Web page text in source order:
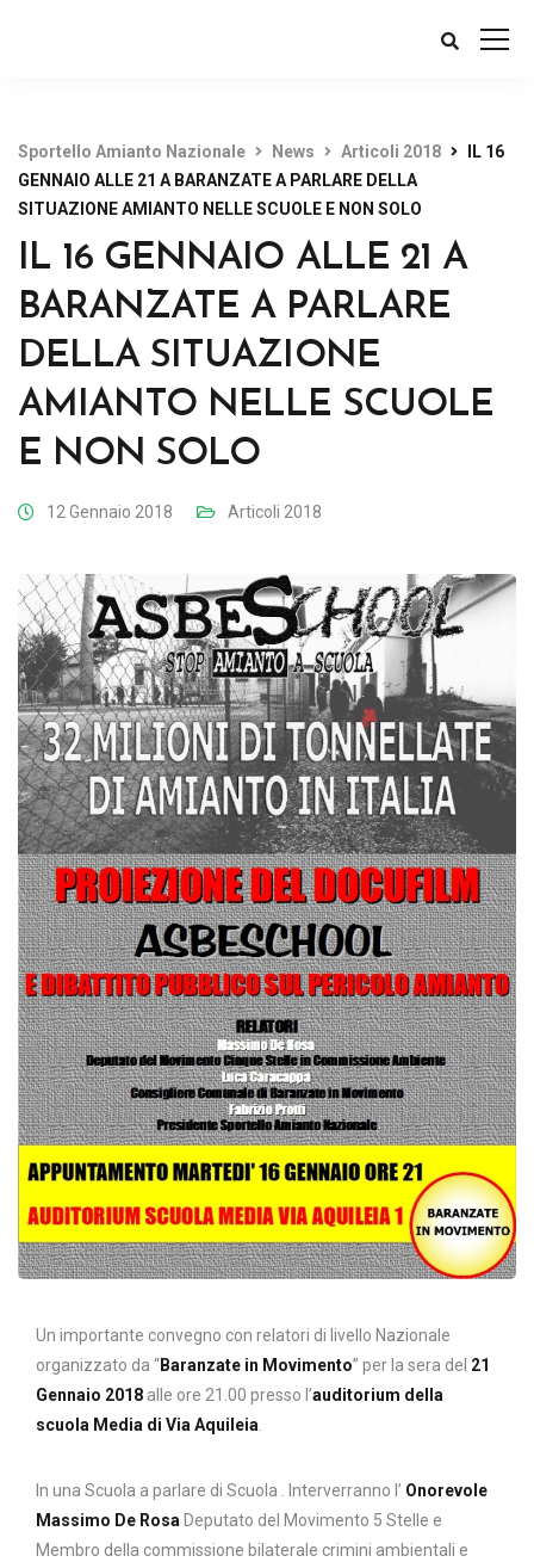
Sportello Amianto Nazionale News Articoli 2018
IL 16
GENNAIO ALLE 21 A BARANZATE A PARLARE DELLA
SITUAZIONE AMIANTO NELLE SCUOLE E NON SOLO
IL 16 GENNAIO ALLE 21 A
BARANZATE A PARLARE
DELLA SITUAZIONE
AMIANTO NELLE SCUOLE
E NON SOLO
12 Gennaio 2018 Articoli 2018
Un importante convegno con relatori di livello Nazionale
organizzato da “Baranzate in Movimento” per la sera del 21
Gennaio 2018 alle ore 21.00 presso l’auditorium della
scuola Media di Via Aquileia
In una Scuola a parlare di Scuola . Interverranno l’ Onorevole
Massimo De Rosa Deputato del Movimento 5 Stelle e
Membro della commissione bilaterale crimini ambientali e